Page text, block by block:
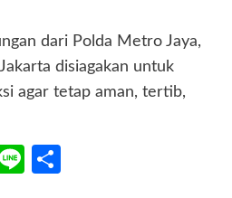
dari Polda Metro Jaya,
disiagakan untuk
agar tetap aman, tertib,
X Line